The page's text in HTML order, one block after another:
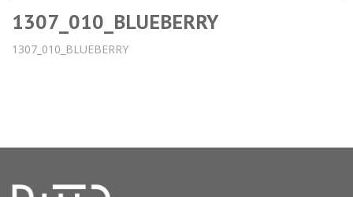
1307_010_BLUEBERRY
1307_010_BLUEBERRY